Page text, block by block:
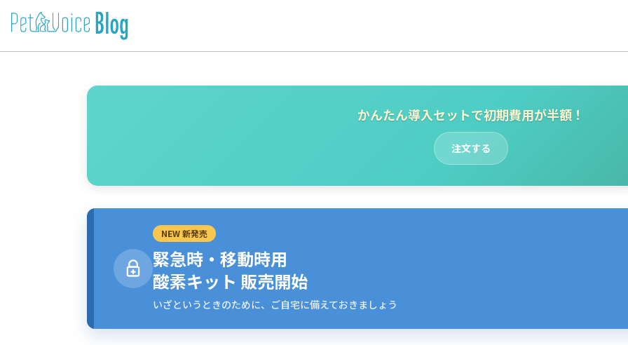
かんたん導入セットで初期費用が半額！
注文する
NEW 新発売
緊急時・移動時用
酸素キット 販売開始
いざというときのために、ご自宅に備えておきましょう